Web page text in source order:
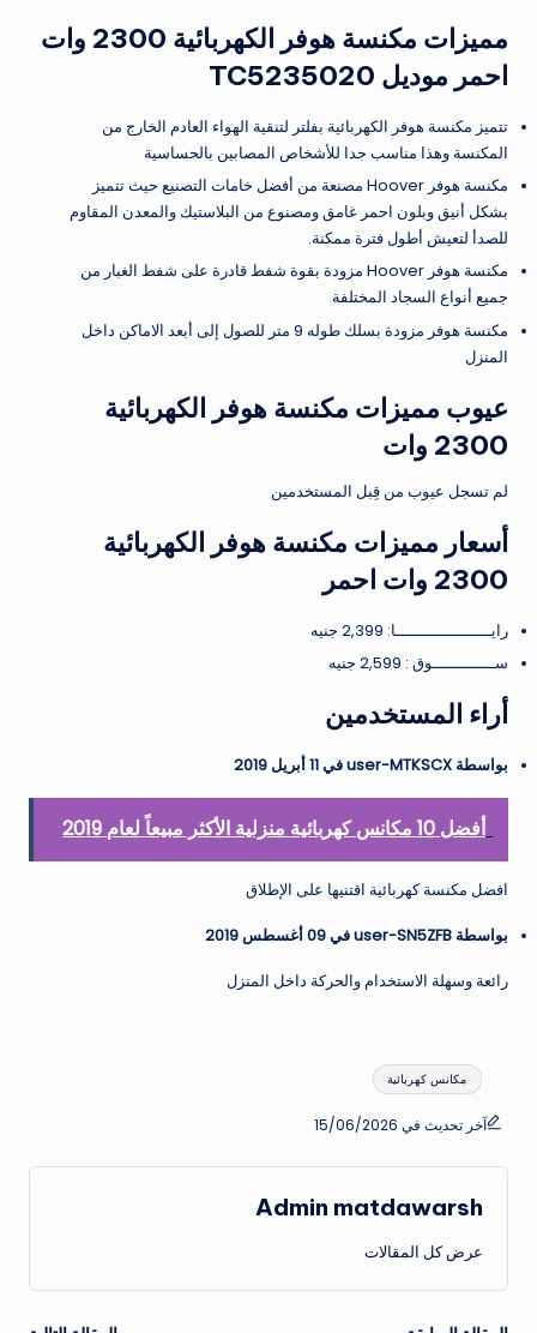
مميزات مكنسة هوفر الكهربائية 2300 وات
احمر موديل TC5235020
تتميز مكنسة هوفر الكهربائية بفلتر لتنقية الهواء العادم الخارج من
المكنسة وهذا مناسب جدا للأشخاص المصابين بالحساسية
مكنسة هوفر Hoover مصنعة من أفضل خامات التصنيع حيث تتميز
بشكل أنيق وبلون احمر غامق ومصنوع من البلاستيك والمعدن المقاوم
للصدأ لتعيش أطول فترة ممكنة.
مكنسة هوفر Hoover مزودة بقوة شفط قادرة على شفط الغبار من
جميع أنواع السجاد المختلفة
مكنسة هوفر مزودة بسلك طوله 9 متر للصول إلى أبعد الاماكن داخل
المنزل
عيوب مميزات مكنسة هوفر الكهربائية
2300 وات
لم تسجل عيوب من قِبل المستخدمين
أسعار مميزات مكنسة هوفر الكهربائية
2300 وات احمر
رايــــــــــــــــــــا: 2,399 جنيه
ســـــــــــــوق : 2,599 جنيه
أراء المستخدمين
بواسطة user-MTKSCX في 11 أبريل 2019
أفضل 10 مكانس كهربائية منزلية الأكثر مبيعاً لعام 2019
افضل مكنسة كهربائية اقتنيها على الإطلاق
بواسطة user-SN5ZFB في 09 أغسطس 2019
رائعة وسهلة الاستخدام والحركة داخل المنزل
العلامات:مكانس كهربائية
آخر تحديث في 15/06/2026
Admin matdawarsh
عرض كل المقالات